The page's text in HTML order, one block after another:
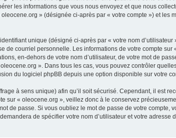
les informations que vous nous envoyez et que nous
oleocene.org » (désignée ci-après par « votre compte ») et
unique (désigné ci-après par « votre nom
de courriel personnelle. Les informations de votre compte
en-dehors de votre nom d’utilisateur, de votre mot de
». Dans tous les cas, vous pouvez contrôler
du logiciel phpBB depuis une option disponible sur votre
à sens unique) afin qu’il soit sécurisé. Cependant, il est
sur « oleocene.org », veillez donc à le conservez
de passe. Si vous oubliez le mot de passe de votre
de spécifier votre nom d’utilisateur et votre